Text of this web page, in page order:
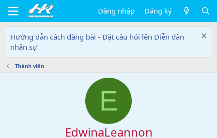
Đăng nhập Đăng ký
Hướng dẫn cách đăng bài - Đặt câu hỏi lên Diễn đàn
nhân sự
Thành viên
E
EdwinaLeannon